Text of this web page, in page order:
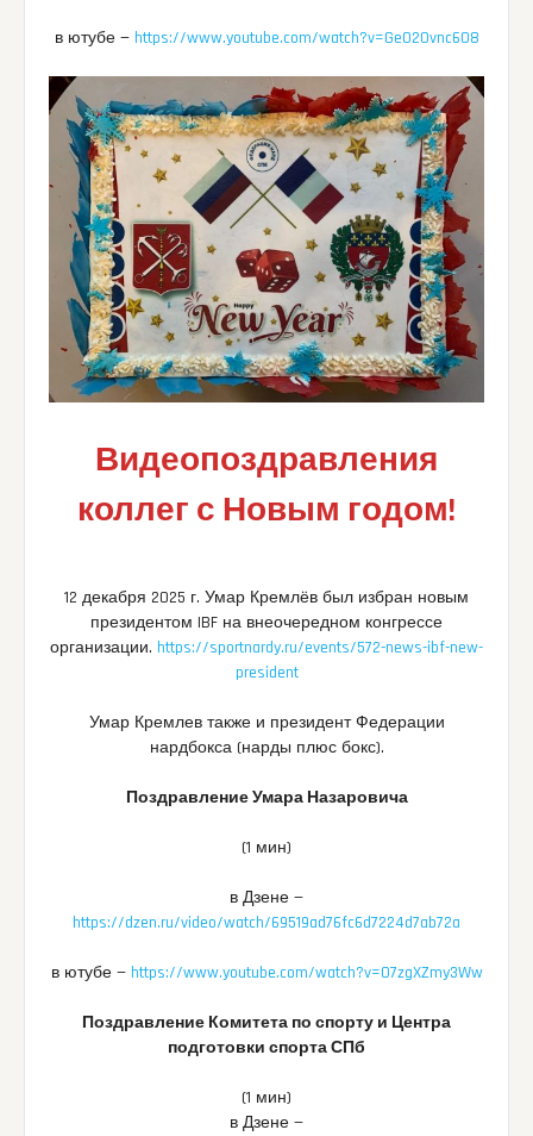
в ютубе — https://www.youtube.com/watch?v=GeO20vnc6O8
Видеопоздравления
коллег с Новым годом!
12 декабря 2025 г. Умар Кремлёв был избран новым
президентом IBF на внеочередном конгрессе
организации. https://sportnardy.ru/events/572-news-ibf-new-
president
Умар Кремлев также и президент Федерации
нардбокса (нарды плюс бокс).
Поздравление Умара Назаровича
(1 мин)
в Дзене —
https://dzen.ru/video/watch/69519ad76fc6d7224d7ab72a
в ютубе — https://www.youtube.com/watch?v=07zgXZmy3Ww
Поздравление Комитета по спорту и Центра
подготовки спорта СПб
(1 мин)
в Дзене —